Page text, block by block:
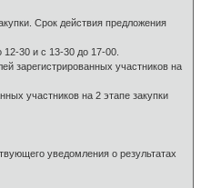
Срок действия предложения
30 и с 13-30 до 17-00.
зарегистрированных участников на
участников на 2 этапе закупки
уведомления о результатах